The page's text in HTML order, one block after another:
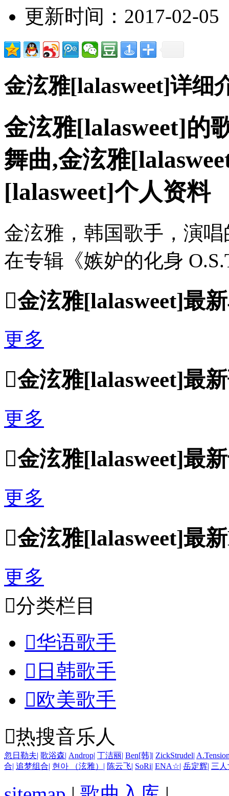
更新时间：2017-02-05
金泫雅[lalasweet]详细
金泫雅[lalasweet]的
舞曲,金泫雅
[lalasweet]个人资料
金泫雅，韩国歌手，演
在专辑《嫉妒的化身
金泫雅[lalasweet]最
更多
金泫雅[lalasweet]最
更多
金泫雅[lalasweet]最
更多
金泫雅[lalasweet]最
更多
分类栏目
华语歌手
 日韩歌手
欧美歌手
热搜音乐人
忽日勒夫| 歌浴森| Androp| 丁洁丽| Ben[韩]| ZickStrudel|
合| 追梦组合| 현아 （泫雅） | 陈云飞| SoRi| ENA☆| 岳定辉| 三